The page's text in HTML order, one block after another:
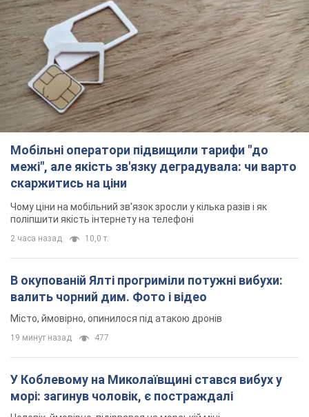
Чому ціни на мобільний зв'язок зросли у кілька разів і як
поліпшити якість інтернету на телефоні
2 часа назад 10,0 т.
В окупованій Ялті прогриміли потужні вибухи:
валить чорний дим. Фото і відео
Місто, ймовірно, опинилося під атакою дронів
19 минут назад
У Коблевому на Миколаївщині стався вибух у
морі: загинув чоловік, є постраждалі
Чоловік, ймовірно, підірвався на морській міні
час назад 2,1 т.